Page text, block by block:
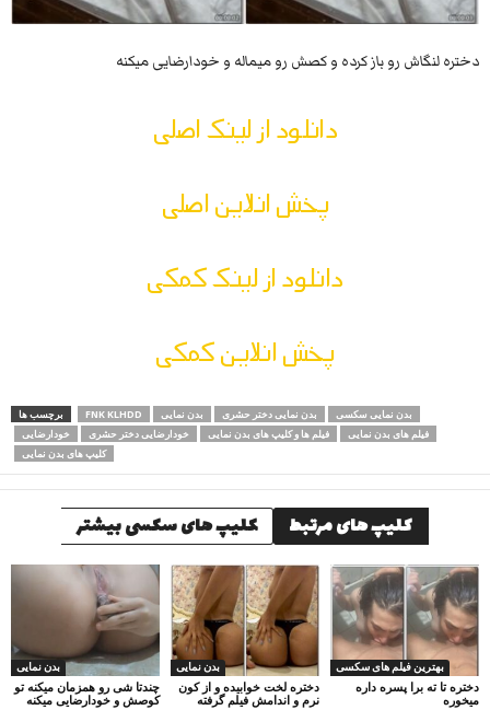
دختره لنگاش رو باز کرده و کصش رو میماله و خودارضایی میکنه
دانلود از لینک اصلی
پخش انلاین اصلی
دانلود از لینک کمکی
پخش انلاین کمکی
برچسب ها FNK KLHDD بدن نمایی بدن نمایی دختر حشری
بدن نمایی سکسی
خودارضایی
خودارضایی دختر حشری فیلم ها و کلیپ های بدن نمایی
فیلم های بدن نمایی
کلیپ های بدن نمایی
کلیپ های مرتبط کلیپ های سکسی بیشتر
بدن نمایی
چندتا شی رو همزمان میکنه تو
کوصش و خودارضایی میکنه
بدن نمایی
دختره لخت خوابیده و از کون
نرم و اندامش فیلم گرفته
بهترین فیلم های سکسی
دختره تا ته برا پسره داره
میخوره